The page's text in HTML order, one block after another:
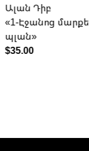
Ալան Դիբ
«1-Էջանոց
պլան»
$35.00